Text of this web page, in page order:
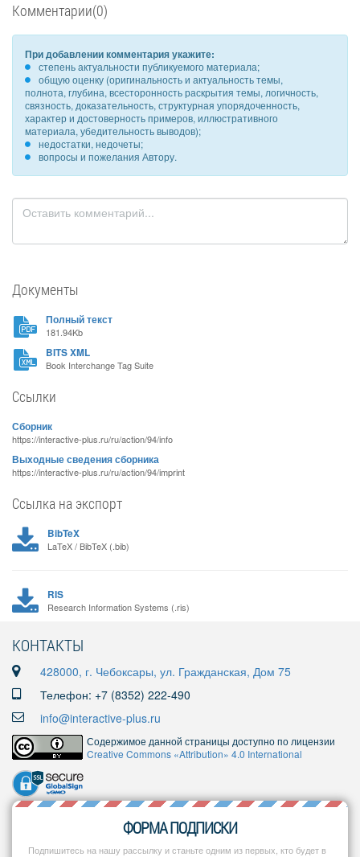
Комментарии(0)
При добавлении комментария укажите:
степень актуальности публикуемого материала;
общую оценку (оригинальность и актуальность темы,
полнота, глубина, всесторонность раскрытия темы, логичность,
связность, доказательность, структурная упорядоченность,
характер и достоверность примеров, иллюстративного
материала, убедительность выводов);
недостатки, недочеты;
вопросы и пожелания Автору.
Документы
Полный текст
181.94Kb
BITS XML
Book Interchange Tag Suite
Ссылки
Сборник
https://interactive-plus.ru/ru/action/94/info
Выходные сведения сборника
https://interactive-plus.ru/ru/action/94/imprint
Ссылка на экспорт
BibTeX
LaTeX / BibTeX (.bib)
RIS
Research Information Systems (.ris)
КОНТАКТЫ
428000, г. Чебоксары, ул. Гражданская, Дом 75
Телефон: +7 (8352) 222-490
info@interactive-plus.ru
Содержимое данной страницы доступно по лицензии
Creative Commons «Attribution» 4.0 International
ФОРМА ПОДПИСКИ
Подпишитесь на нашу рассылку и станьте одним из первых, кто будет в